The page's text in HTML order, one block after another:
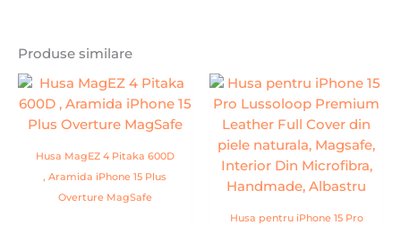
Produse similare
Husa MagEZ 4 Pitaka 600D
, Aramida iPhone 15 Plus
Overture MagSafe
Husa pentru iPhone 15 Pro